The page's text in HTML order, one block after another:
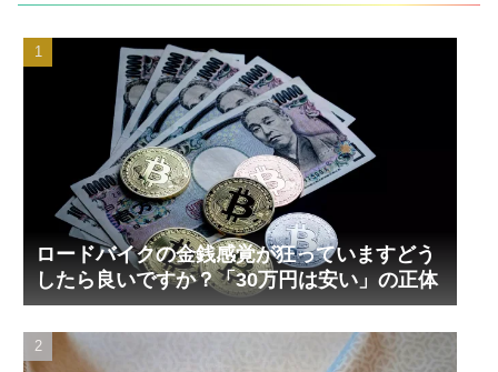
ロードバイクの金銭感覚が狂っていますどう
したら良いですか？「30万円は安い」の正体